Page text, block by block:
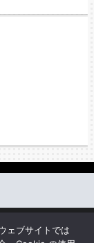
ェブサイトでは